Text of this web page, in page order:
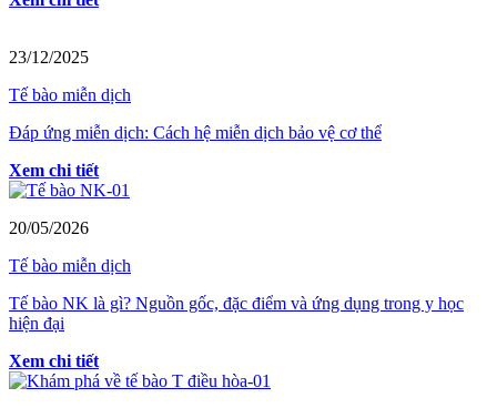
23/12/2025
Tế bào miễn dịch
Đáp ứng miễn dịch: Cách hệ miễn dịch bảo vệ cơ thể
Xem chi tiết
20/05/2026
Tế bào miễn dịch
Tế bào NK là gì? Nguồn gốc, đặc điểm và ứng dụng trong y học
hiện đại
Xem chi tiết